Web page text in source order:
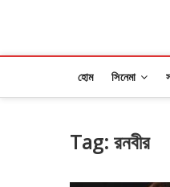
হোম সিনেমা
Tag: রনবীর